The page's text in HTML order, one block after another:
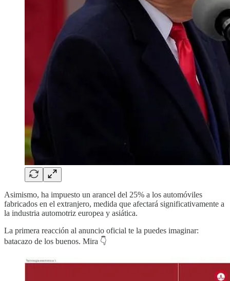
Asimismo, ha impuesto un arancel del 25% a los automóviles
fabricados en el extranjero, medida que afectará significativamente a
la industria automotriz europea y asiática. ​
La primera reacción al anuncio oficial te la puedes imaginar:
batacazo de los buenos. Mira 👇